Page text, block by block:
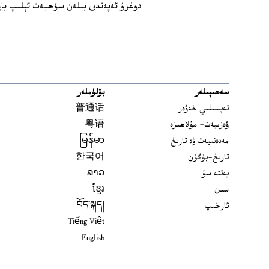
دوغرۇ ئەپەندى بىلەن سۆھبەت ئېلىپ
سەھىپىلەر
تەپسىلىي خەۋەر
ۋەزىيەت- مۇلاھىزە
مەدەنىيەت ۋە تارىخ
تارىخ-بۈگۈن
يەتتە سۇ
سىن
ئارخىپ
بۆلۈملەر
普通话
粤语
မြန်မာ
한국어
ລາວ
ខ្មែរ
བོད་སྐད།
Tiếng Việt
English